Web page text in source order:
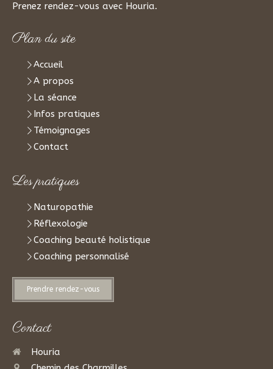
Prenez rendez-vous avec Houria.
Plan du site
Accueil
A propos
La séance
Infos pratiques
Témoignages
Contact
Les pratiques
Naturopathie
Réflexologie
Coaching beauté holistique
Coaching personnalisé
Prendre rendez-vous
Contact
Houria